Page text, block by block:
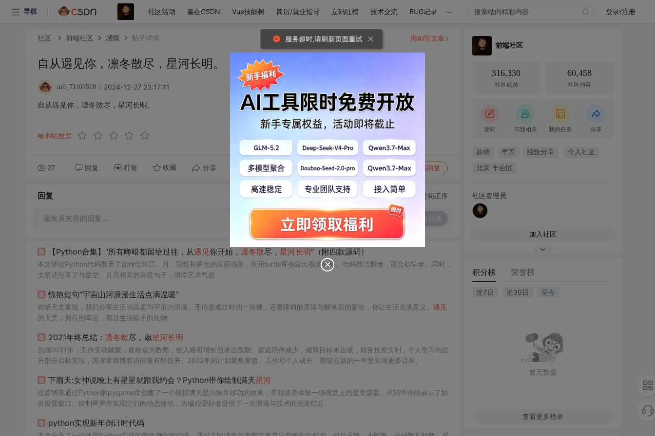
导航 社区活动 赢在CSDN Vue技能树 简历/就业指导 立码吐槽 技术交流 BUG记录 ... 登录/注册
社区 前端社区 感慨 帖子详情
自从遇见你，凛冬散尽，星河长明。
m0_71101518 2024-12-27 23:17:11
自从遇见你，凛冬散尽，星河长明。
给本帖投票
27 回复 打赏 收藏 分享 转发到动态 举报 写回复
用AI写文章
回复 切换为时间正序
请发表友善的回复…
【Python合集】“所有晦暗都留给过往，从遇见你开始， 凛冬散尽， 星河长明”（附四款源码）
本文通过Python代码展示了如何绘制日、月、彩虹和星光的美丽场景，利用turtle库创建出视觉效果。代码简洁易懂，适合初学者。同时，
文章还分享了与星空、月亮相关的诗意句子，增添艺术气息。
惊艳短句“宇宙山河浪漫生活点滴温暖”
在晴天文案馆，我们分享生活的温柔与宇宙的浪漫。无论是难过时的一块糖，还是睡前的原谅与醒来后的新生，都让生活充满意义。 遇见
的天意，拥有的幸运，都是生活赐予的礼物。
2021年终总结： 凛冬散尽，愿星河长明
回顾2021年，工作变动频繁，最终成为教师，收入略有增长但未达预期。家庭陪伴减少，健康目标未达成，财务投资失利，个人学习与提
升部分目标实现，阅读量和博客访问量有所提升。2022年的计划聚焦家庭、工作和个人成长，期望在新的一年里实现更多目标。
下雨天:女神说晚上有星星就跟我约会？Python带你绘制满天星河
这篇博客通过Python的pygame库创建了一个模拟满天星闪烁并移动的效果，带领读者体验一场视觉上的星空盛宴。代码中详细展示了如
何设置窗口、绘制星星并实现它们的动态移动，为编程爱好者提供了一次浪漫与技术的完美结合。
python实现新年倒计时代码
前端社区
316,330
社区成员
60,458
社区内容
发帖 与我相关 我的任务 分享
前端 学习 经验分享 个人社区
北京·丰台区
社区管理员
加入社区
积分榜 荣誉榜
近7日 近30日 至今
暂无数据
查看更多榜单
服务超时,请刷新页面重试